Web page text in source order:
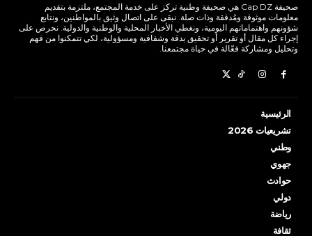
صحيفة Cap DZ هي صحيفة وطنية تركز على خدمة المجتمع، ملتزمة بتقديم
معلومات موثوقة ومُدققة وذات صلة. نبقى على اتصال وثيق بالمواطنين، ونتابع
شؤونهم واهتماماتهم اليومية، ونغطي الأخبار المحلية والوطنية والدولية. نحرص على
إجراء كل مقال أو تقرير أو تحقيق بدقة وشفافية ومسؤولية، لكي تتمكنوا من فهم
وتحليل ومشاركة فعّالة في حياة مجتمعنا.
الرئيسية
تشريعيات 2026
وطني
جهوي
حوادث
دولي
رياضة
ثقافة